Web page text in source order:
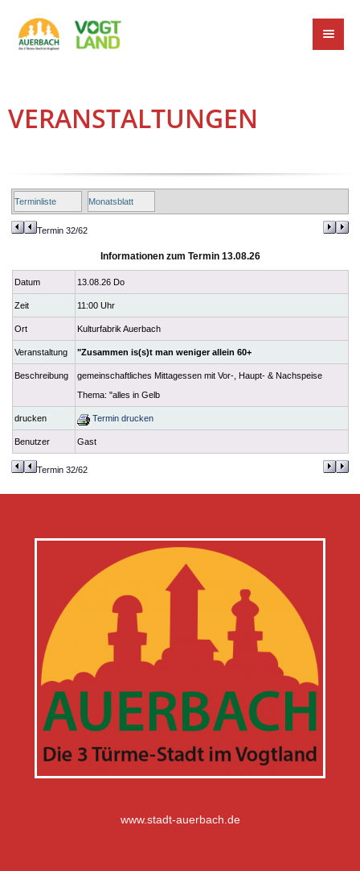
VERANSTALTUNGEN
Terminliste Monatsblatt
Termin 32/62
Informationen zum Termin 13.08.26
Datum 13.08.26 Do
Zeit 11:00 Uhr
Ort Kulturfabrik Auerbach
Veranstaltung "Zusammen is(s)t man weniger allein 60+
Beschreibung
gemeinschaftliches Mittagessen mit Vor-, Haupt- & Nachspeise
Thema: "alles in Gelb
drucken Termin drucken
Benutzer Gast
Termin 32/62
www.stadt-auerbach.de